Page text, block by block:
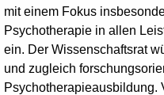
mit einem Fokus
Psychotherapie in allen
ein. Der Wissenschaftsrat
und zugleich
Psychotherapieausbildung.